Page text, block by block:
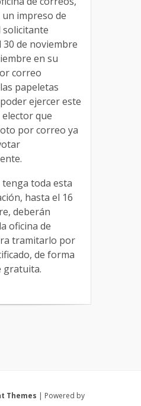
impreso de
solicitante
30 de noviembre
en su
correo
papeletas
ejercer este
elector que
por correo ya
tenga toda esta
hasta el 16
deberán
oficina de
tramitarlo por
de forma
gratuita.
Themes | Powered by